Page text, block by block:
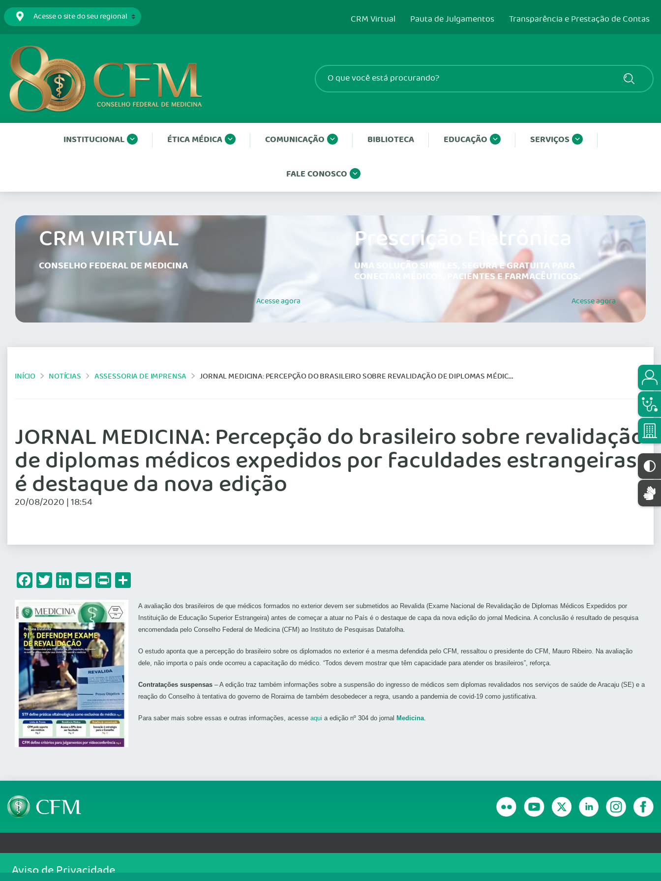
CRM Virtual Pauta de Julgamentos Transparência e Prestação de Contas
INSTITUCIONAL ÉTICA MÉDICA COMUNICAÇÃO BIBLIOTECA EDUCAÇÃO SERVIÇOS
FALE CONOSCO
CRM VIRTUAL
CONSELHO FEDERAL DE MEDICINA
Acesseagora
Prescrição Eletrônica
UMA SOLUÇÃO SIMPLES, SEGURA E GRATUITA PARA
CONECTAR MÉDICOS, PACIENTES E FARMACÊUTICOS.
Acesseagora
INÍCIO NOTÍCIAS ASSESSORIA DE IMPRENSA JORNAL MEDICINA: PERCEPÇÃO DO BRASILEIRO SOBRE REVALIDAÇÃO DE DIPLOMAS MÉDICOS EXPEDIDOS POR FACULDADES ESTRANGEIRAS É DESTAQUE DA NOVA EDIÇÃO
JORNAL MEDICINA: Percepção do brasileiro sobre revalidação
de diplomas médicos expedidos por faculdades estrangeiras
é destaque da nova edição
20/08/2020 | 18:54
Facebook
Twitter
LinkedIn
Email
Print
A avaliação dos brasileiros de que médicos formados no exterior devem ser submetidos ao Revalida (Exame Nacional de Revalidação de Diplomas Médicos Expedidos por
Instituição de Educação Superior Estrangeira) antes de começar a atuar no País é o destaque de capa da nova edição do jornal Medicina. A conclusão é resultado de pesquisa
encomendada pelo Conselho Federal de Medicina (CFM) ao Instituto de Pesquisas Datafolha.
O estudo aponta que a percepção do brasileiro sobre os diplomados no exterior é a mesma defendida pelo CFM, ressaltou o presidente do CFM, Mauro Ribeiro. Na avaliação
dele, não importa o país onde ocorreu a capacitação do médico. “Todos devem mostrar que têm capacidade para atender os brasileiros”, reforça.
Contratações suspensas – A edição traz também informações sobre a suspensão do ingresso de médicos sem diplomas revalidados nos serviços de saúde de Aracaju (SE) e a
reação do Conselho à tentativa do governo de Roraima de também desobedecer a regra, usando a pandemia de covid-19 como justificativa.
Para saber mais sobre essas e outras informações, acesse aqui a edição nº 304 do jornal Medicina.
SGAS 616, Conjunto D, Lote 115, L2 Sul, Brasília/DF - CEP: 70200-760 - CNPJ: 33.583.550/0001-30
Aviso de Privacidade